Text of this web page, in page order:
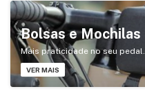
Bolsas e Mochilas
Mais praticidade no seu pedal.
VER MAIS